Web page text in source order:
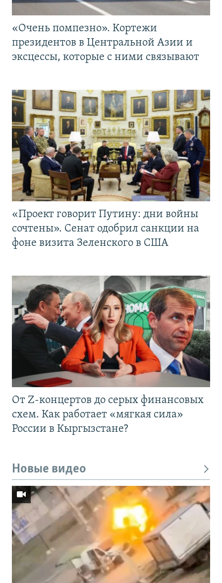
«Очень помпезно». Кортежи
президентов в Центральной Азии и
эксцессы, которые с ними связывают
«Проект говорит Путину: дни войны
сочтены». Сенат одобрил санкции на
фоне визита Зеленского в США
От Z-концертов до серых финансовых
схем. Как работает «мягкая сила»
России в Кыргызстане?
Новые видео